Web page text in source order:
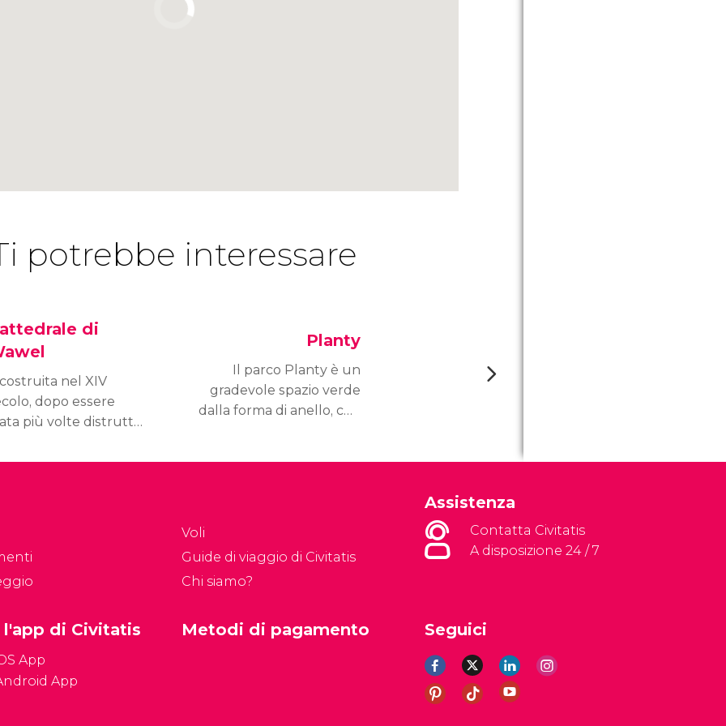
potrebbe interessare
di
nel XIV
dopo essere
più volte distrutta,
Wawelska) è
Planty
Il parco Planty è un
gradevole spazio verde
dalla forma di anello, che
Voli
Guide di viaggio di Civitatis
Chi siamo?
Assistenza
Contatta Civitatis
A disposizione 24 / 7
Seguici
l'app di Civitatis
App
App
Metodi di pagamento